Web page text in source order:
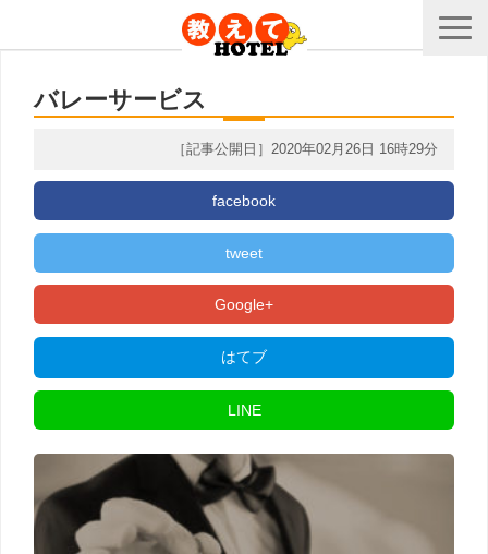
バレーサービス
［記事公開日］2020年02月26日 16時29分
facebook
tweet
Google+
はてブ
LINE